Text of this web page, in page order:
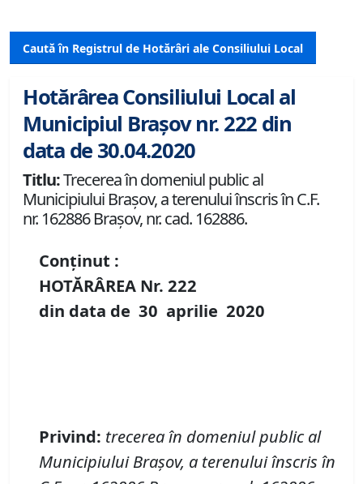
Caută în Registrul de Hotărâri ale Consiliului Local
Hotărârea Consiliului Local al
Municipiul Brașov nr. 222 din
data de 30.04.2020
Titlu:Trecerea în domeniul public al
Municipiului Braşov, a terenului înscris în C.F.
nr. 162886 Brașov, nr. cad. 162886.
Conținut :
HOTĂRÂREA Nr. 222
din data de 30 aprilie 2020
Privind: trecerea în domeniul public al
Municipiului Braşov, a terenului înscris în